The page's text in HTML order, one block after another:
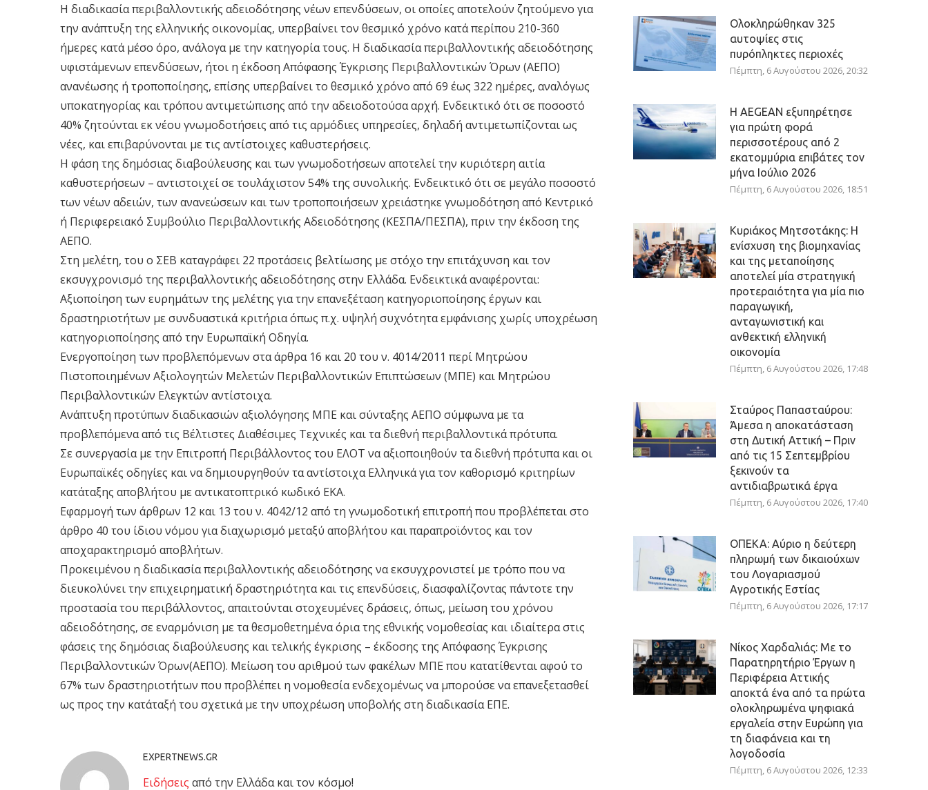
Η διαδικασία περιβαλλοντικής αδειοδότησης νέων επενδύσεων, οι οποίες αποτελούν ζητούμενο για
την ανάπτυξη της ελληνικής οικονομίας, υπερβαίνει τον θεσμικό χρόνο κατά περίπου 210-360
ήμερες κατά μέσο όρο, ανάλογα με την κατηγορία τους. Η διαδικασία περιβαλλοντικής αδειοδότησης
υφιστάμενων επενδύσεων, ήτοι η έκδοση Απόφασης Έγκρισης Περιβαλλοντικών Όρων (ΑΕΠΟ)
ανανέωσης ή τροποποίησης, επίσης υπερβαίνει το θεσμικό χρόνο από 69 έως 322 ημέρες, αναλόγως
υποκατηγορίας και τρόπου αντιμετώπισης από την αδειοδοτούσα αρχή. Ενδεικτικό ότι σε ποσοστό
40% ζητούνται εκ νέου γνωμοδοτήσεις από τις αρμόδιες υπηρεσίες, δηλαδή αντιμετωπίζονται ως
νέες, και επιβαρύνονται με τις αντίστοιχες καθυστερήσεις.
Η φάση της δημόσιας διαβούλευσης και των γνωμοδοτήσεων αποτελεί την κυριότερη αιτία
καθυστερήσεων – αντιστοιχεί σε τουλάχιστον 54% της συνολικής. Ενδεικτικό ότι σε μεγάλο ποσοστό
των νέων αδειών, των ανανεώσεων και των τροποποιήσεων χρειάστηκε γνωμοδότηση από Κεντρικό
ή Περιφερειακό Συμβούλιο Περιβαλλοντικής Αδειοδότησης (ΚΕΣΠΑ/ΠΕΣΠΑ), πριν την έκδοση της
ΑΕΠΟ.
Στη μελέτη, του ο ΣΕΒ καταγράφει 22 προτάσεις βελτίωσης με στόχο την επιτάχυνση και τον
εκσυγχρονισμό της περιβαλλοντικής αδειοδότησης στην Ελλάδα. Ενδεικτικά αναφέρονται:
Αξιοποίηση των ευρημάτων της μελέτης για την επανεξέταση κατηγοριοποίησης έργων και
δραστηριοτήτων με συνδυαστικά κριτήρια όπως π.χ. υψηλή συχνότητα εμφάνισης χωρίς υποχρέωση
κατηγοριοποίησης από την Ευρωπαϊκή Οδηγία.
Ενεργοποίηση των προβλεπόμενων στα άρθρα 16 και 20 του ν. 4014/2011 περί Μητρώου
Πιστοποιημένων Αξιολογητών Μελετών Περιβαλλοντικών Επιπτώσεων (ΜΠΕ) και Μητρώου
Περιβαλλοντικών Ελεγκτών αντίστοιχα.
Ανάπτυξη προτύπων διαδικασιών αξιολόγησης ΜΠΕ και σύνταξης ΑΕΠΟ σύμφωνα με τα
προβλεπόμενα από τις Βέλτιστες Διαθέσιμες Τεχνικές και τα διεθνή περιβαλλοντικά πρότυπα.
Σε συνεργασία με την Επιτροπή Περιβάλλοντος του ΕΛΟΤ να αξιοποιηθούν τα διεθνή πρότυπα και οι
Ευρωπαϊκές οδηγίες και να δημιουργηθούν τα αντίστοιχα Ελληνικά για τον καθορισμό κριτηρίων
κατάταξης αποβλήτου με αντικατοπτρικό κωδικό ΕΚΑ.
Εφαρμογή των άρθρων 12 και 13 του ν. 4042/12 από τη γνωμοδοτική επιτροπή που προβλέπεται στο
άρθρο 40 του ίδιου νόμου για διαχωρισμό μεταξύ αποβλήτου και παραπροϊόντος και τον
αποχαρακτηρισμό αποβλήτων.
Προκειμένου η διαδικασία περιβαλλοντικής αδειοδότησης να εκσυγχρονιστεί με τρόπο που να
διευκολύνει την επιχειρηματική δραστηριότητα και τις επενδύσεις, διασφαλίζοντας πάντοτε την
προστασία του περιβάλλοντος, απαιτούνται στοχευμένες δράσεις, όπως, μείωση του χρόνου
αδειοδότησης, σε εναρμόνιση με τα θεσμοθετημένα όρια της εθνικής νομοθεσίας και ιδιαίτερα στις
φάσεις της δημόσιας διαβούλευσης και τελικής έγκρισης – έκδοσης της Aπόφασης Έγκρισης
Περιβαλλοντικών Όρων(ΑΕΠΟ). Μείωση του αριθμού των φακέλων ΜΠΕ που κατατίθενται αφού το
67% των δραστηριοτήτων που προβλέπει η νομοθεσία ενδεχομένως να μπορούσε να επανεξετασθεί
ως προς την κατάταξή του σχετικά με την υποχρέωση υποβολής στη διαδικασία ΕΠΕ.
EXPERTNEWS.GR
Eιδήσεις από την Ελλάδα και τον κόσμο!
Ολοκληρώθηκαν 325
αυτοψίες στις
πυρόπληκτες περιοχές
Πέμπτη, 6 Αυγούστου 2026, 20:32
Η AEGEAN εξυπηρέτησε
για πρώτη φορά
περισσοτέρους από 2
εκατομμύρια επιβάτες τον
μήνα Ιούλιο 2026
Πέμπτη, 6 Αυγούστου 2026, 18:51
Κυριάκος Μητσοτάκης: Η
ενίσχυση της βιομηχανίας
και της μεταποίησης
αποτελεί μία στρατηγική
προτεραιότητα για μία πιο
παραγωγική,
ανταγωνιστική και
ανθεκτική ελληνική
οικονομία
Πέμπτη, 6 Αυγούστου 2026, 17:48
Σταύρος Παπασταύρου:
Άμεσα η αποκατάσταση
στη Δυτική Αττική – Πριν
από τις 15 Σεπτεμβρίου
ξεκινούν τα
αντιδιαβρωτικά έργα
Πέμπτη, 6 Αυγούστου 2026, 17:40
ΟΠΕΚΑ: Αύριο η δεύτερη
πληρωμή των δικαιούχων
του Λογαριασμού
Αγροτικής Εστίας
Πέμπτη, 6 Αυγούστου 2026, 17:17
Νίκος Χαρδαλιάς: Με το
Παρατηρητήριο Έργων η
Περιφέρεια Αττικής
αποκτά ένα από τα πρώτα
ολοκληρωμένα ψηφιακά
εργαλεία στην Ευρώπη για
τη διαφάνεια και τη
λογοδοσία
Πέμπτη, 6 Αυγούστου 2026, 12:33